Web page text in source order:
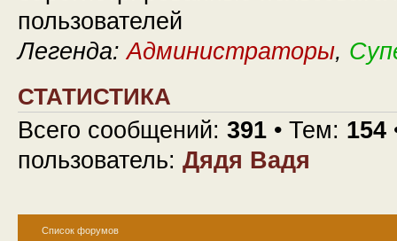
пользователей
Легенда:Администраторы,
СТАТИСТИКА
Всего сообщений: 391 • Тем: 154
пользователь: Дядя Вадя
Список форумов